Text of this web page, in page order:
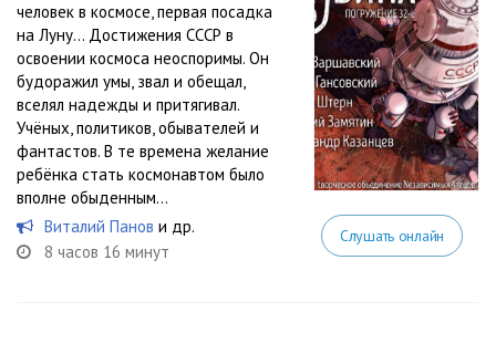
человек в космосе, первая посадка
на Луну… Достижения СССР в
освоении космоса неоспоримы. Он
будоражил умы, звал и обещал,
вселял надежды и притягивал.
Учёных, политиков, обывателей и
фантастов. В те времена желание
ребёнка стать космонавтом было
вполне обыденным...
Виталий Панов и др.
8 часов 16 минут
Слушать онлайн